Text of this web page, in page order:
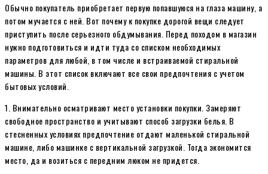
Обычно покупатель приобретает первую попавшуюся на глаза машину, а
потом мучается с ней. Вот почему к покупке дорогой вещи следует
приступить после серьезного обдумывания. Перед походом в магазин
нужно подготовиться и идти туда со списком необходимых
параметров для любой, в том числе и встраиваемой стиральной
машины. В этот список включают все свои предпочтения с учетом
бытовых условий.
1. Внимательно осматривают место установки покупки. Замеряют
свободное пространство и учитывают способ загрузки белья. В
стесненных условиях предпочтение отдают маленькой стиральной
машине, либо машинке с вертикальной загрузкой. Тогда экономится
место, да и возиться с передним люком не придется.